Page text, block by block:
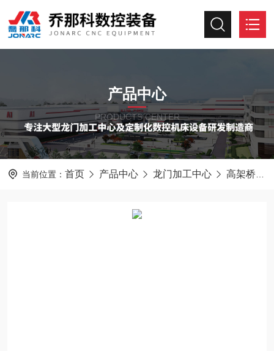
产品中心
PRODUCTS CENTER
当前位置： 首页 产品中心 龙门加工中心 高架桥式龙门加工中心